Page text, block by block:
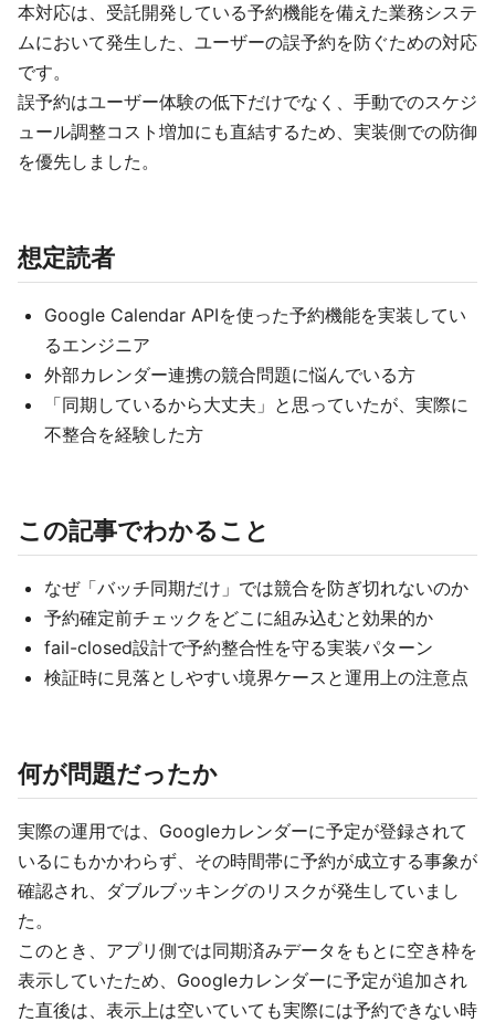
本対応は、受託開発している予約機能を備えた業務システ
ムにおいて発生した、ユーザーの誤予約を防ぐための対応
です。
誤予約はユーザー体験の低下だけでなく、手動でのスケジ
ュール調整コスト増加にも直結するため、実装側での防御
を優先しました。
想定読者
Google Calendar APIを使った予約機能を実装してい
るエンジニア
外部カレンダー連携の競合問題に悩んでいる方
「同期しているから大丈夫」と思っていたが、実際に
不整合を経験した方
この記事でわかること
なぜ「バッチ同期だけ」では競合を防ぎ切れないのか
予約確定前チェックをどこに組み込むと効果的か
fail-closed設計で予約整合性を守る実装パターン
検証時に見落としやすい境界ケースと運用上の注意点
何が問題だったか
実際の運用では、Googleカレンダーに予定が登録されて
いるにもかかわらず、その時間帯に予約が成立する事象が
確認され、ダブルブッキングのリスクが発生していまし
た。
このとき、アプリ側では同期済みデータをもとに空き枠を
表示していたため、Googleカレンダーに予定が追加され
た直後は、表示上は空いていても実際には予約できない時